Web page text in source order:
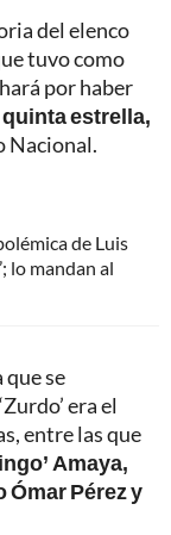
del elenco
tuvo como
por haber
estrella,
Nacional.
de Luis
lo mandan al
que se
era el
entre las que
Amaya,
Ómar Pérez y